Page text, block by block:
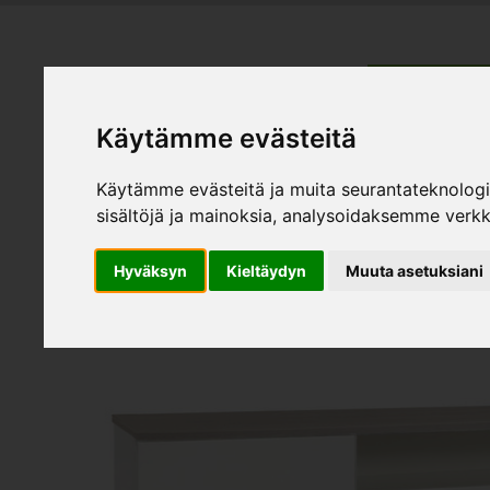
Käytämme evästeitä
Käytämme evästeitä ja muita
sisältöjä ja mainoksia, analysoidaksemme
Hyväksyn Kieltäydyn Muuta asetuksiani